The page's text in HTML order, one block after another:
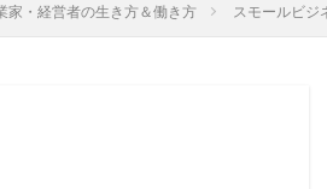
家・経営者の生き方＆働き方 スモールビジ